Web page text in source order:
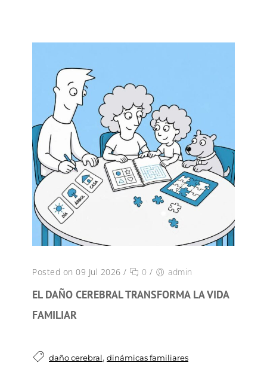
Posted on 09 Jul 2026 / 0 / admin
EL DAÑO CEREBRAL TRANSFORMA LA VIDA
FAMILIAR
daño cerebral, dinámicas familiares